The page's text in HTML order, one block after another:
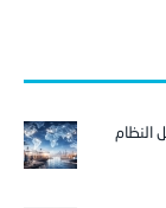
النظام